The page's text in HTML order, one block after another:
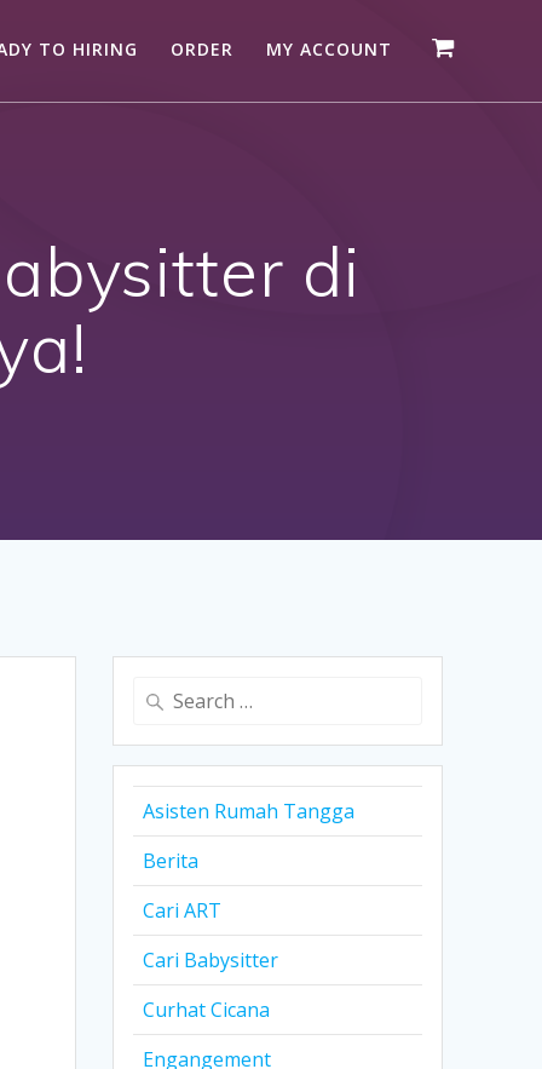
TO HIRING ORDER MY ACCOUNT
di
Search
Asisten Rumah Tangga
Berita
Cari ART
Cari Babysitter
Curhat Cicana
Engangement